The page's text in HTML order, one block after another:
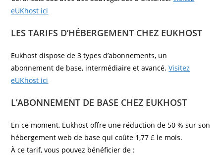
eUKhost ici
LES TARIFS D’HÉBERGEMENT CHEZ EUKHOST
Eukhost dispose de 3 types d’abonnements, un
abonnement de base, intermédiaire et avancé.Visitez
eUKhost ici
L’ABONNEMENT DE BASE CHEZ EUKHOST
En ce moment, Eukhost offre une réduction de 50 % sur son
hébergement web de base qui coûte 1,77 £ le mois.
À ce tarif, vous pouvez bénéficier de :